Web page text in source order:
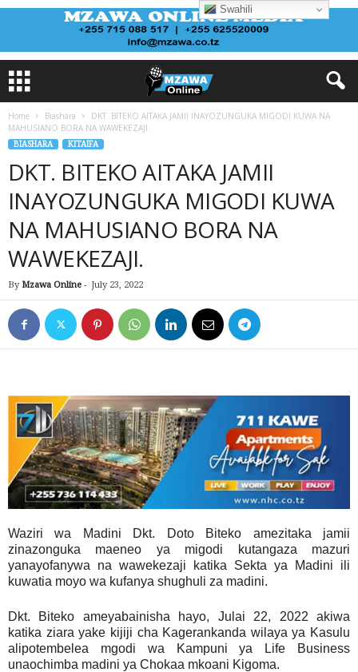
Home Biashara
DKT. BITEKO AITAKA JAMII INAYOZUNGUKA MIGODI KUWA NA
MAHUSIANO BORA NA WAWEKEZAJI.
BIASHARA KITAIFA
DKT. BITEKO AITAKA JAMII
INAYOZUNGUKA MIGODI KUWA
NA MAHUSIANO BORA NA
WAWEKEZAJI.
By Mzawa Online - July 23, 2022
Waziri wa Madini Dkt. Doto Biteko amezitaka jamii
zinazonguka maeneo ya migodi kutangaza mazuri
yanayofanywa na wawekezaji katika Sekta ya Madini ili
kuwatia moyo wa kufanya shughuli za madini.
Dkt. Biteko ameyabainisha hayo, Julai 22, 2022 akiwa
katika ziara yake kijiji cha Kagerankanda wilaya ya Kasulu
alipotembelea mgodi wa Kampuni ya Life Business
unaochimba madini ya Chokaa mkoani Kigoma.
Swahili